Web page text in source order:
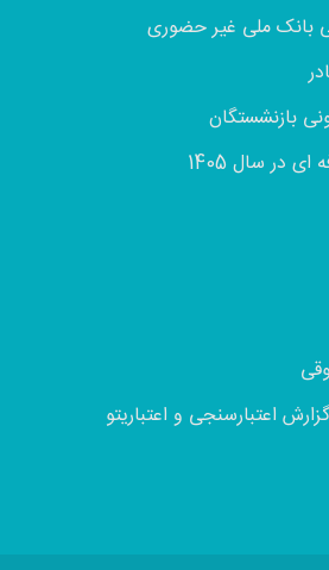
بانک ملی غیر حضوری
در سال 1405
اعتبارسنجی و اعتباریتو